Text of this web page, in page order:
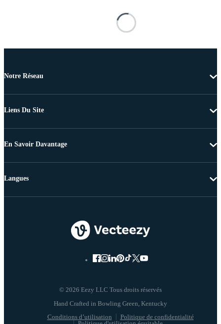
Notre Réseau
Liens Du Site
En Savoir Davantage
© 2026 Eezy LLC Tous droits réservés
Conditions d’utilisation
Politique de confidentialité
Langues